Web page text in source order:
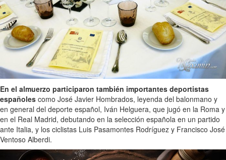
En el almuerzo participaron también importantes deportistas
españoles como José Javier Hombrados, leyenda del balonmano y
en general del deporte español, Iván Helguera, que jugó en la Roma y
en el Real Madrid, debutando en la selección española en un partido
ante Italia, y los ciclistas Luis Pasamontes Rodríguez y Francisco José
Ventoso Alberdi.